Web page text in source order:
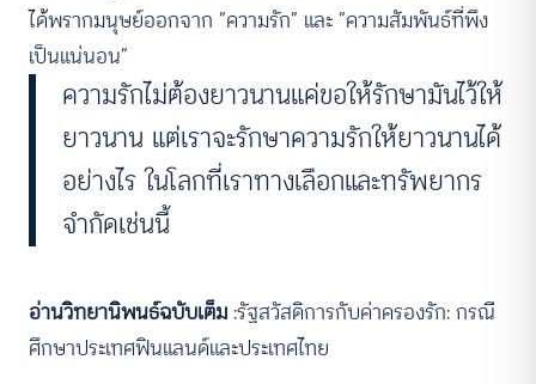
ได้พรากมนุษย์ออกจาก “ความรัก” และ “ความสัมพันธ์ที่พึง
เป็นแน่นอน”
ความรักไม่ต้องยาวนานแค่ขอให้รักษามันไว้ให้
ยาวนาน แต่เราจะรักษาความรักให้ยาวนานได้
อย่างไร ในโลกที่เราทางเลือกและทรัพยากร
จำกัดเช่นนี้
อ่านวิทยานิพนธ์ฉบับเต็ม :รัฐสวัสดิการกับค่าครองรัก: กรณี
ศึกษาประเทศฟินแลนด์และประเทศไทย